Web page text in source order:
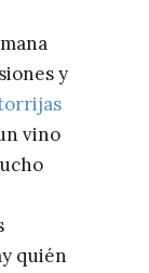
y
vino
quién